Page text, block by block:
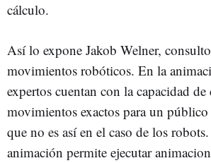
cálculo.
Así lo expone Jakob Welner,
movimientos robóticos. En la
expertos cuentan con la capacidad de
movimientos exactos para un
que no es así en el caso de los
animación permite ejecutar